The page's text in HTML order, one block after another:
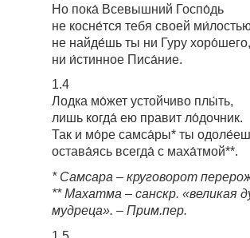
Но пока́ Всевышний Госпо́дь
не косне́тся тебя своей
не найде́шь ты ни Гуру хоро́шего,
ни и́стинное Писа́ние.
1.4
Лодка мо́жет устойчиво плы́ть,
лишь когда́ ею правит ло́дочник.
Так и мо́ре самса́ры* ты
остава́ясь всегда́ с маха́тмой**.
* Самсара – круговорот
** Махатма – санскр. «великая
мудреца». – Прим.пер.